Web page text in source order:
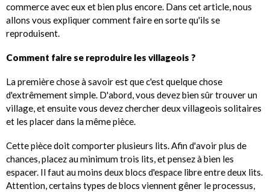
commerce avec eux et bien plus encore. Dans cet article, nous
allons vous expliquer comment faire en sorte qu'ils se
reproduisent.
Comment faire se reproduire les villageois ?
La première chose à savoir est que c'est quelque chose
d'extrêmement simple. D'abord, vous devez bien sûr trouver un
village, et ensuite vous devez chercher deux villageois solitaires
et les placer dans la même pièce.
Cette pièce doit comporter plusieurs lits. Afin d'avoir plus de
chances, placez au minimum trois lits, et pensez à bien les
espacer. Il faut au moins deux blocs d'espace libre entre deux lits.
Attention, certains types de blocs viennent gêner le processus,